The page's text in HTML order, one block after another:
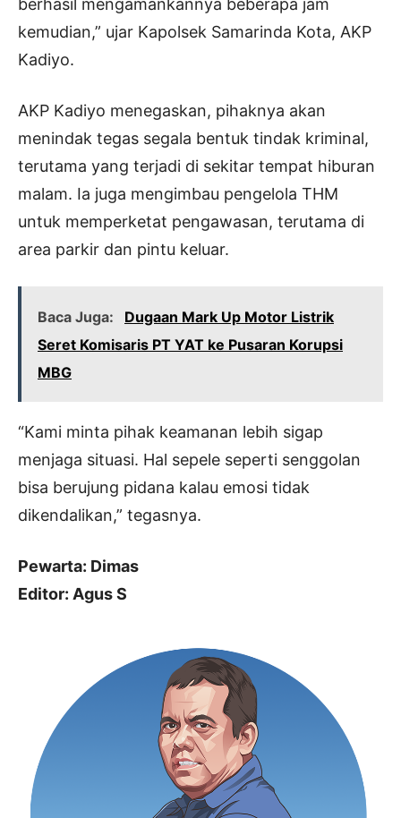
kemudian,” ujar Kapolsek Samarinda Kota, AKP
Kadiyo.
AKP Kadiyo menegaskan, pihaknya akan
menindak tegas segala bentuk tindak kriminal,
terutama yang terjadi di sekitar tempat hiburan
malam. Ia juga mengimbau pengelola THM
untuk memperketat pengawasan, terutama di
area parkir dan pintu keluar.
Baca Juga:
Dugaan Mark Up Motor Listrik
Seret Komisaris PT YAT ke Pusaran Korupsi
MBG
“Kami minta pihak keamanan lebih sigap
menjaga situasi. Hal sepele seperti senggolan
bisa berujung pidana kalau emosi tidak
dikendalikan,” tegasnya.
Pewarta: Dimas
Editor: Agus S